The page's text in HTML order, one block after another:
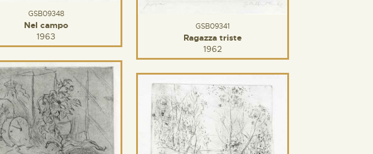
GSB09341
Ragazza triste
1962
GSB09348
Nel campo
1963